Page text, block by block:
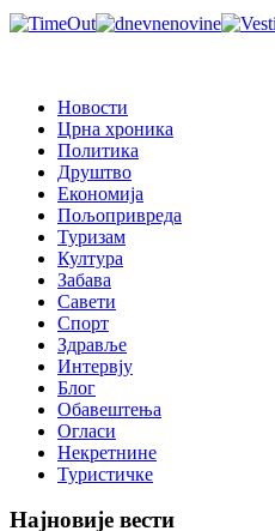
Новости
Црна хроника
Политика
Друштво
Економија
Пољопривреда
Туризам
Култура
Забава
Савети
Спорт
Здравље
Интервју
Блог
Обавештења
Огласи
Некретнине
Туристичке
Најновије вести